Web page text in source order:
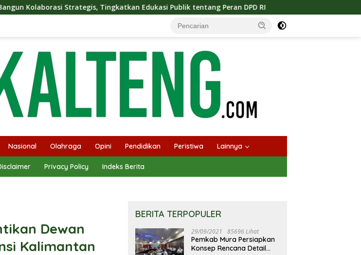
Tingkatkan Edukasi Publik tentang Peran DPD RI Masuknya Musim Kemarau PT Pada Idi
Nasional Olahraga Opini Pendidikan Peristiwa Lainnya
Privacy Policy Indeks Berita
Dewan
Kalimantan
BERITA TERPOPULER
29/09/2021 85696 Lihat
Pemkab Mura Persiapkan
Konsep Rencana Detail